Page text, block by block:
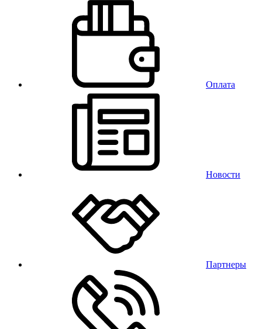
Оплата
Новости
Партнеры